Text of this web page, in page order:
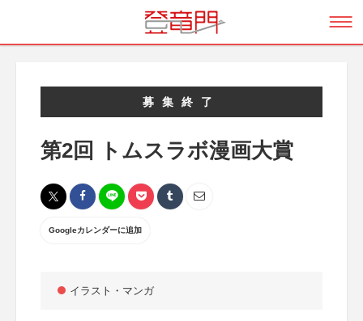
募集終了
第2回 トムスラボ漫画大賞
Googleカレンダーに追加
イラスト・マンガ